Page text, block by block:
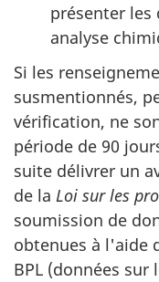
présenter les
analyse
Si les
susmentionnés,
vérification, ne
période de 90
suite délivrer un
de la Loi sur les
soumission de
obtenues à l'aide
BPL (données